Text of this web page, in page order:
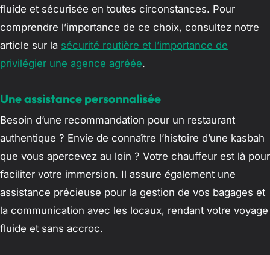
fluide et sécurisée en toutes circonstances. Pour
comprendre l’importance de ce choix, consultez notre
article sur la sécurité routière et l’importance de
privilégier une agence agréée.
Une assistance personnalisée
Besoin d’une recommandation pour un restaurant
authentique ? Envie de connaître l’histoire d’une kasbah
que vous apercevez au loin ? Votre chauffeur est là pour
faciliter votre immersion. Il assure également une
assistance précieuse pour la gestion de vos bagages et
la communication avec les locaux, rendant votre voyage
fluide et sans accroc.